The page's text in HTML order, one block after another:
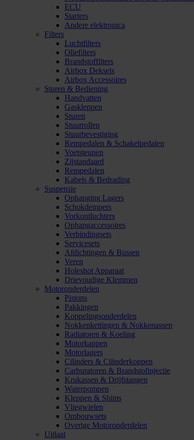
ECU
Starters
Andere elektronica
Filters
Luchtfilters
Oliefilters
Brandstoffilters
Airbox Deksels
Airbox Accessoires
Sturen & Bediening
Handvatten
Gaskleppen
Sturen
Stuurrollen
Stuurbevestiging
Rempedalen & Schakelpedalen
Voetsteunen
Zijstandaard
Rempedalen
Kabels & Bedrading
Suspensie
Ophanging Lagers
Schokdempers
Vorkontluchters
Ophangaccessoires
Verbindingsets
Servicesets
Afdichtingen & Bussen
Veren
Holeshot Apparaat
Drievoudige Klemmen
Motoronderdelen
Pistons
Pakkingen
Koppelingsonderdelen
Nokkenkettingen & Nokkenassen
Radiatoren & Koeling
Motorkappen
Motorlagers
Cilinders & Cilinderkoppen
Carburatoren & Brandstofinjectie
Krukassen & Drijfstangen
Waterpompen
Kleppen & Shims
Vliegwielen
Ombouwsets
Overige Motoronderdelen
Uitlaat